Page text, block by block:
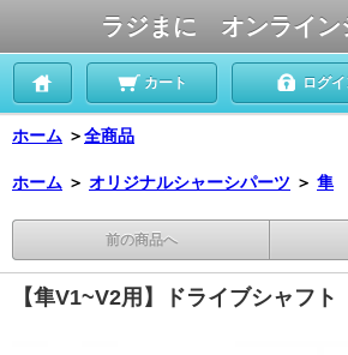
ラジまに オンライン
カート ログ
ホーム ＞全商品
ホーム ＞ オリジナルシャーシパーツ ＞ 隼
前の商品へ
【隼V1~V2用】ドライブシャフト